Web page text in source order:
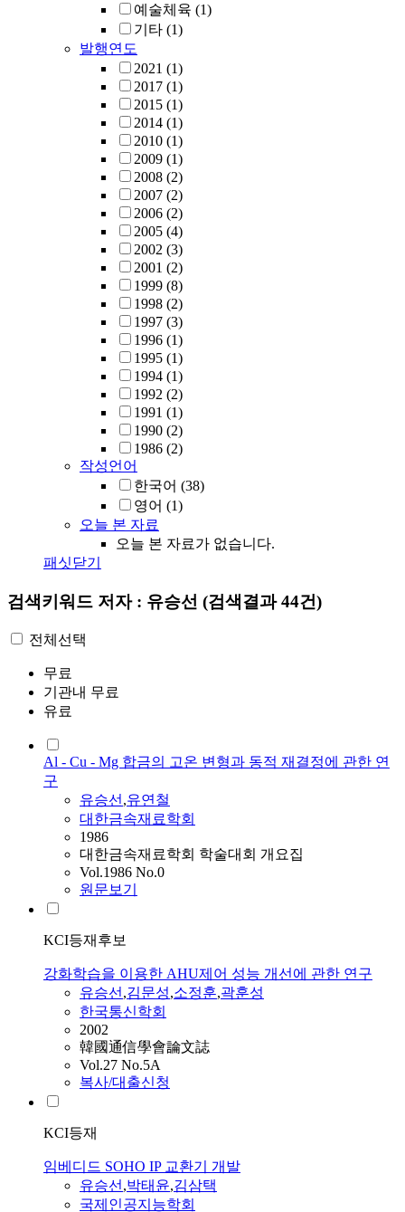
예술체육 (1)
기타 (1)
발행연도
2021 (1)
2017 (1)
2015 (1)
2014 (1)
2010 (1)
2009 (1)
2008 (2)
2007 (2)
2006 (2)
2005 (4)
2002 (3)
2001 (2)
1999 (8)
1998 (2)
1997 (3)
1996 (1)
1995 (1)
1994 (1)
1992 (2)
1991 (1)
1990 (2)
1986 (2)
작성언어
한국어 (38)
영어 (1)
오늘 본 자료
오늘 본 자료가 없습니다.
패싯닫기
검색키워드 저자 : 유승선 (검색결과 44건)
전체선택
무료
기관내 무료
유료
Al - Cu - Mg 합금의 고온 변형과 동적 재결정에 관한 연
구
유승선,유연철
대한금속재료학회
1986
대한금속재료학회 학술대회 개요집
Vol.1986 No.0
원문보기
KCI등재후보
강화학습을 이용한 AHU제어 성능 개선에 관한 연구
유승선,김문성,소정훈,곽훈성
한국통신학회
2002
韓國通信學會論文誌
Vol.27 No.5A
복사/대출신청
KCI등재
임베디드 SOHO IP 교환기 개발
유승선,박태윤,김삼택
국제인공지능학회